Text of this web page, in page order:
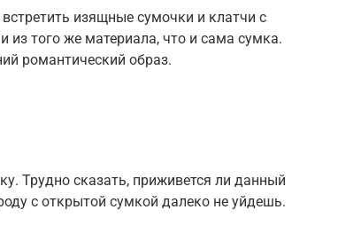
изящные сумочки и клатчи с
того же материала, что и сама сумка.
романтический образ.
Трудно сказать, приживется ли данный
с открытой сумкой далеко не уйдешь.